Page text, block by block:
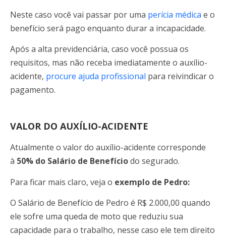
Neste caso você vai passar por uma perícia médica e o
benefício será pago enquanto durar a incapacidade.
Após a alta previdenciária, caso você possua os
requisitos, mas não receba imediatamente o auxílio-
acidente, procure ajuda profissional para reivindicar o
pagamento.
VALOR DO AUXÍLIO-ACIDENTE
Atualmente o valor do auxílio-acidente corresponde
à 50% do Salário de Benefíciodo segurado.
Para ficar mais claro, veja o exemplo de Pedro:
O Salário de Benefício de Pedro é R$ 2.000,00 quando
ele sofre uma queda de moto que reduziu sua
capacidade para o trabalho, nesse caso ele tem direito